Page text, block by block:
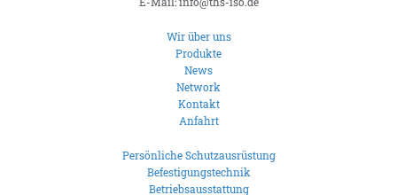
Wir über uns
Produkte
News
Network
Kontakt
Anfahrt
Persönliche Schutzausrüstung
Befestigungstechnik
Betriebsausstattung